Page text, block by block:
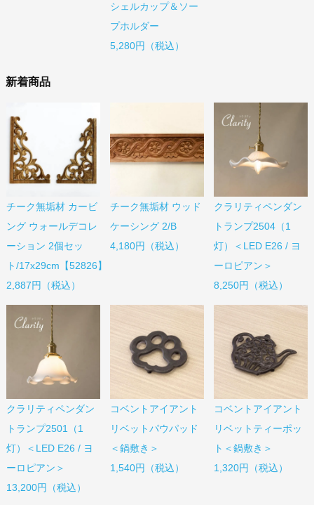
シェルカップ＆ソー
プホルダー
5,280円（税込）
新着商品
チーク無垢材 カービ
ング ウォールデコレ
ーション 2個セッ
ト/17x29cm【52826】
2,887円（税込）
チーク無垢材 ウッド
ケーシング 2/B
4,180円（税込）
クラリティペンダン
トランプ2504（1
灯）＜LED E26 / ヨ
ーロピアン＞
8,250円（税込）
クラリティペンダン
トランプ2501（1
灯）＜LED E26 / ヨ
ーロピアン＞
13,200円（税込）
コベントアイアント
リベットパウパッド
＜鍋敷き＞
1,540円（税込）
コベントアイアント
リベットティーポッ
ト＜鍋敷き＞
1,320円（税込）